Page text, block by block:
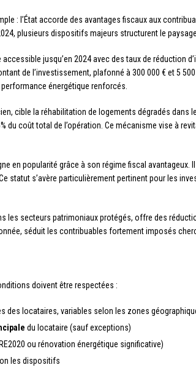
: l’État accorde des avantages fiscaux aux
plusieurs dispositifs majeurs structurent le
jusqu’en 2024 avec des taux de réduction
de l’investissement, plafonné à 300 000 € et 5 500
énergétique renforcés.
cible la réhabilitation de logements dégradés
du coût total de l’opération. Ce mécanisme vise à
en popularité grâce à son régime fiscal avantageux.
statut s’avère particulièrement pertinent pour les
les secteurs patrimoniaux protégés, offre des
séduit les contribuables fortement imposés
doivent être respectées :
des locataires, variables selon les zones
du locataire (sauf exceptions)
ou rénovation énergétique significative)
les dispositifs